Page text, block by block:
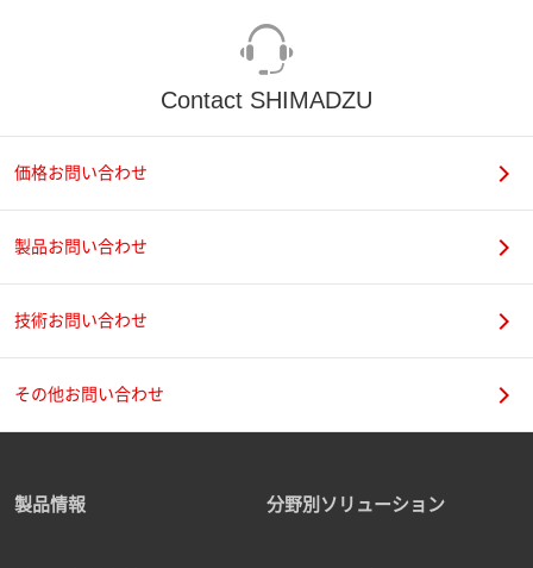
Contact SHIMADZU
価格お問い合わせ
製品お問い合わせ
技術お問い合わせ
その他お問い合わせ
製品情報 分野別ソリューション